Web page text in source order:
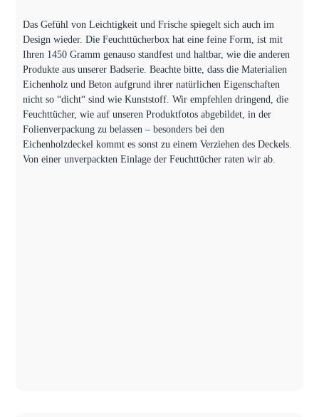
Das Gefühl von Leichtigkeit und Frische spiegelt sich auch im
Design wieder. Die Feuchttücherbox hat eine feine Form, ist mit
Ihren 1450 Gramm genauso standfest und haltbar, wie die anderen
Produkte aus unserer Badserie. Beachte bitte, dass die Materialien
Eichenholz und Beton aufgrund ihrer natürlichen Eigenschaften
nicht so “dicht“ sind wie Kunststoff. Wir empfehlen dringend, die
Feuchttücher, wie auf unseren Produktfotos abgebildet, in der
Folienverpackung zu belassen – besonders bei den
Eichenholzdeckel kommt es sonst zu einem Verziehen des Deckels.
Von einer unverpackten Einlage der Feuchttücher raten wir ab.